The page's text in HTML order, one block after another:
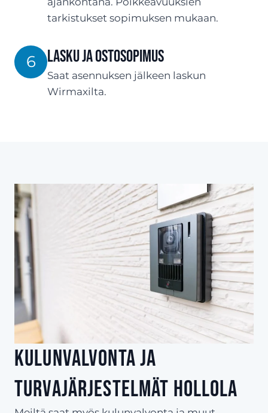
tarkistukset sopimuksen mukaan.
6 Lasku ja ostosopimus
Saat asennuksen jälkeen laskun
Wirmaxilta.
Kulunvalvonta ja
turvajärjestelmät Hollola